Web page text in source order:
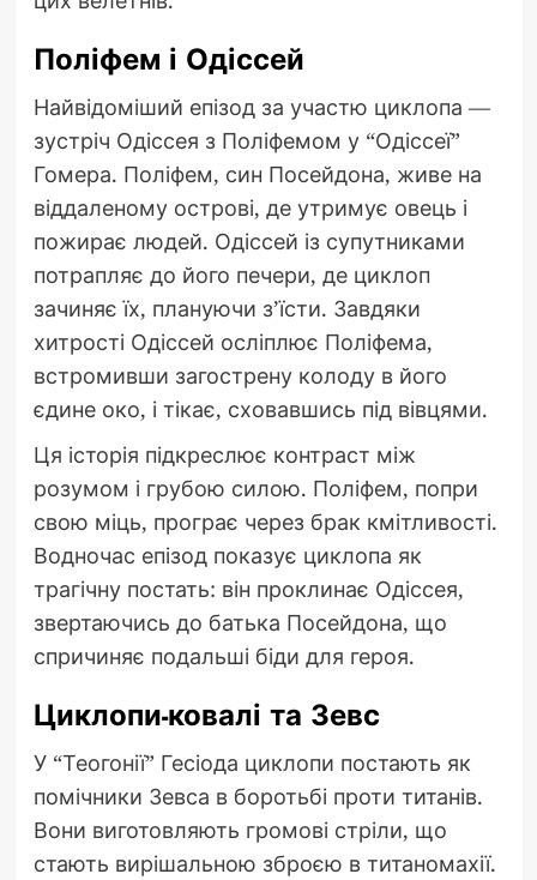
Поліфем і Одіссей
Найвідоміший епізод за участю циклопа —
зустріч Одіссея з Поліфемом у “Одіссеї”
Гомера. Поліфем, син Посейдона, живе на
віддаленому острові, де утримує овець і
пожирає людей. Одіссей із супутниками
потрапляє до його печери, де циклоп
зачиняє їх, плануючи з’їсти. Завдяки
хитрості Одіссей осліплює Поліфема,
встромивши загострену колоду в його
єдине око, і тікає, сховавшись під вівцями.
Ця історія підкреслює контраст між
розумом і грубою силою. Поліфем, попри
свою міць, програє через брак кмітливості.
Водночас епізод показує циклопа як
трагічну постать: він проклинає Одіссея,
звертаючись до батька Посейдона, що
спричиняє подальші біди для героя.
Циклопи-ковалі та Зевс
У “Теогонії” Гесіода циклопи постають як
помічники Зевса в боротьбі проти титанів.
Вони виготовляють громові стріли, що
стають вирішальною зброєю в титаномахії.